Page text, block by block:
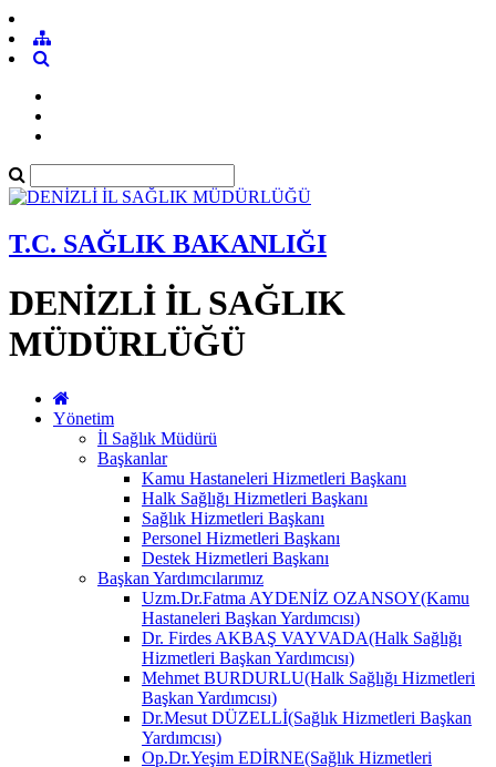
T.C. SAĞLIK BAKANLIĞI
DENİZLİ İL SAĞLIK
MÜDÜRLÜĞÜ
Yönetim
İl Sağlık Müdürü
Başkanlar
Kamu Hastaneleri Hizmetleri Başkanı
Halk Sağlığı Hizmetleri Başkanı
Sağlık Hizmetleri Başkanı
Personel Hizmetleri Başkanı
Destek Hizmetleri Başkanı
Başkan Yardımcılarımız
Uzm.Dr.Fatma AYDENİZ OZANSOY(Kamu
Hastaneleri Başkan Yardımcısı)
Dr. Firdes AKBAŞ VAYVADA(Halk Sağlığı
Hizmetleri Başkan Yardımcısı)
Mehmet BURDURLU(Halk Sağlığı Hizmetleri
Başkan Yardımcısı)
Dr.Mesut DÜZELLİ(Sağlık Hizmetleri Başkan
Yardımcısı)
Op.Dr.Yeşim EDİRNE(Sağlık Hizmetleri